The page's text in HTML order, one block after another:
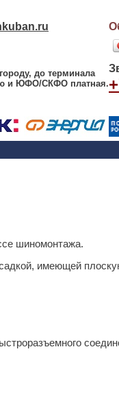
до терминала
и ЮФО/СКФО платная.
шиномонтажа.
имеющей